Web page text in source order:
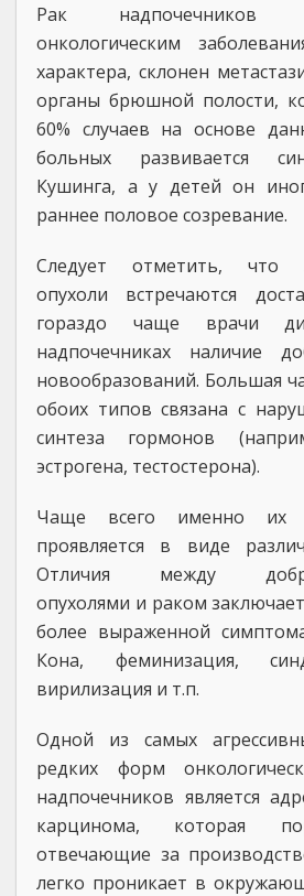
Рак надпочечников
онкологическим
характера, склонен
органы брюшной полости,
60% случаев на основе
больных развивается
Кушинга, а у детей он
раннее половое созревание.
Следует отметить, что
опухоли встречаются
гораздо чаще врачи
надпочечниках наличие
новообразований. Большая
обоих типов связана с
синтеза гормонов
эстрогена, тестостерона).
Чаще всего именно их
проявляется в виде
Отличия между
опухолями и раком
более выраженной
Кона, феминизация,
вирилизация и т.п.
Одной из самых
редких форм
надпочечников является
карцинома, которая
отвечающие за
легко проникает в